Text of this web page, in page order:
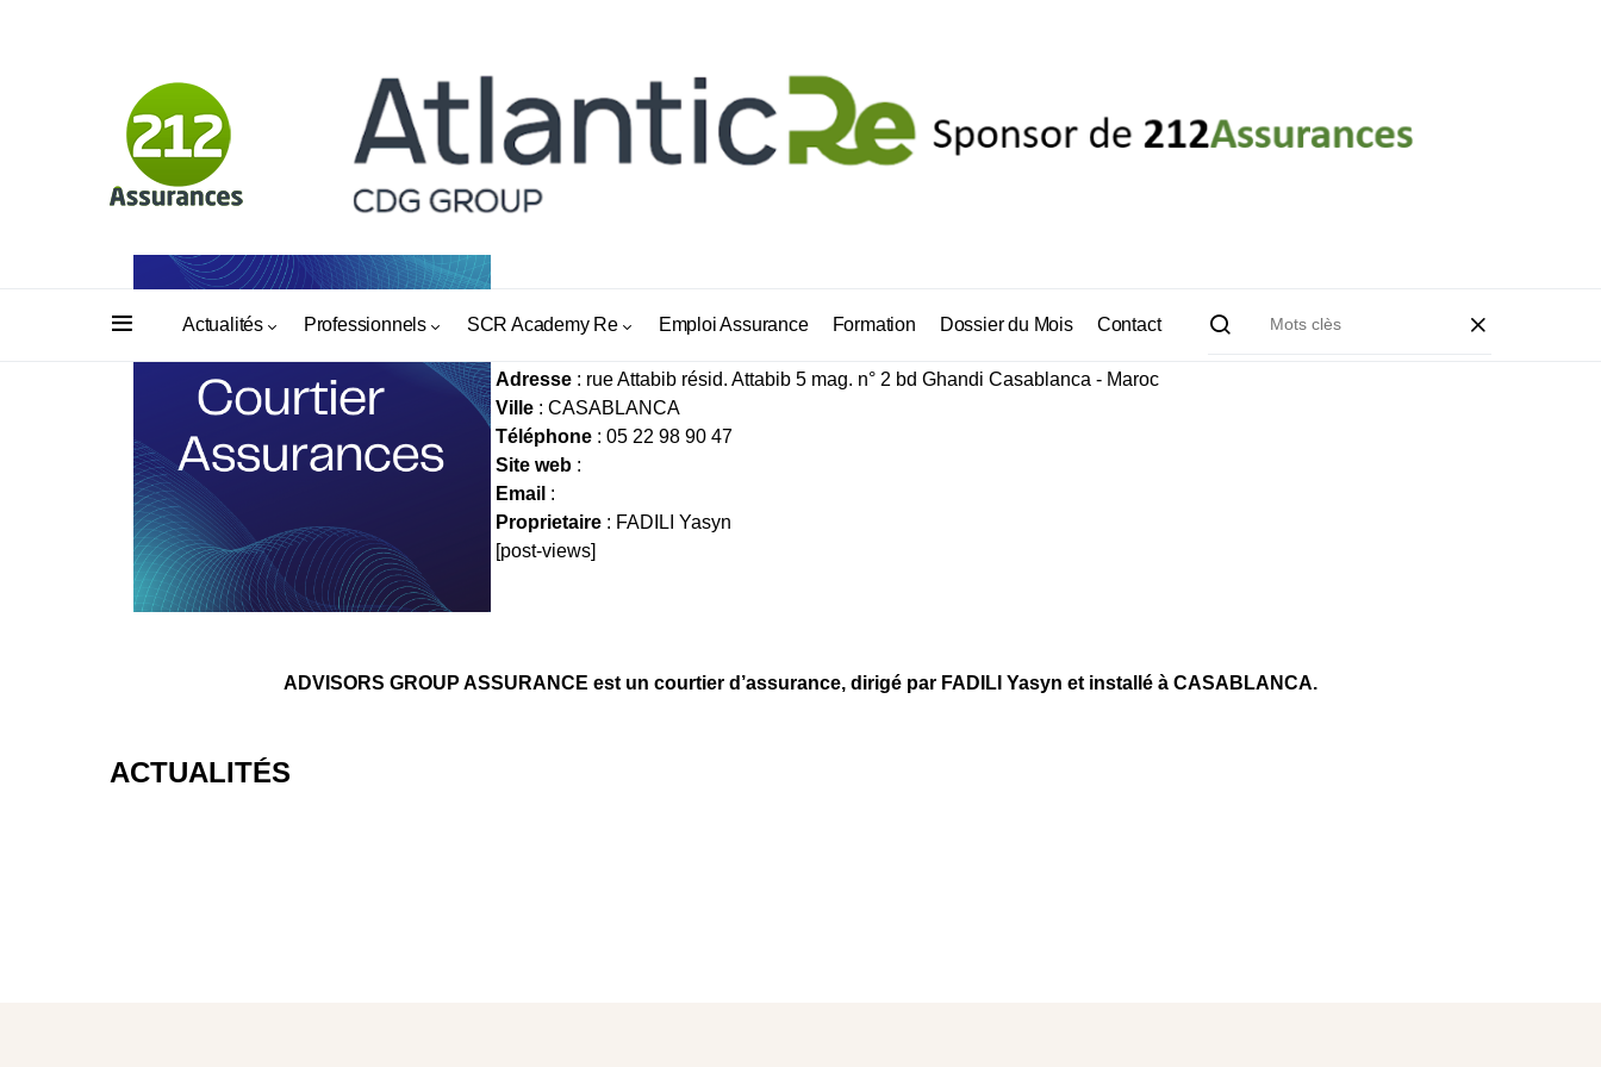
Actualités Professionnels SCR Academy Re Emploi Assurance Formation Dossier du Mois Contact
ADVISORS GROUP ASSURANCE
Adresse : rue Attabib résid. Attabib 5 mag. n° 2 bd Ghandi Casablanca - Maroc
Ville : CASABLANCA
Téléphone : 05 22 98 90 47
Site web :
Email :
Proprietaire : FADILI Yasyn
[post-views]
ADVISORS GROUP ASSURANCE est un courtier d’assurance, dirigé par FADILI Yasyn et installé à CASABLANCA.
ACTUALITÉS